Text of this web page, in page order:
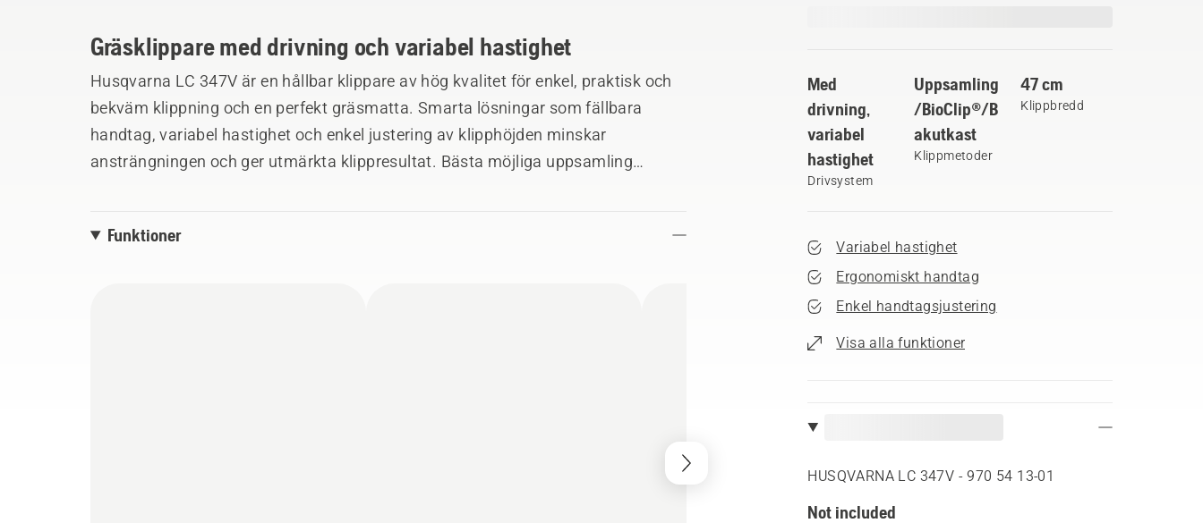
Med
drivning,
variabel
hastighet
Drivsystem
Uppsamling
/BioClip®/B
akutkast
Klippmetoder
47 cm
Klippbredd
Variabel hastighet
Ergonomiskt handtag
Enkel handtagsjustering
Visa alla funktioner
HUSQVARNA LC 347V - 970 54 13‑01
Not included
Gräsklippare med drivning och variabel hastighet
Husqvarna LC 347V är en hållbar klippare av hög kvalitet för enkel, praktisk och
bekväm klippning och en perfekt gräsmatta. Smarta lösningar som fällbara
handtag, variabel hastighet och enkel justering av klipphöjden minskar
ansträngningen och ger utmärkta klippresultat. Bästa möjliga uppsamling
Funktioner